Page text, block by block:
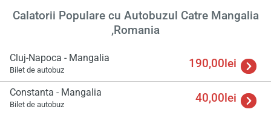
Calatorii Populare cu Autobuzul Catre Mangalia
,Romania
Cluj-Napoca - Mangalia
Bilet de autobuz 190,00lei
Constanta - Mangalia
Bilet de autobuz 40,00lei